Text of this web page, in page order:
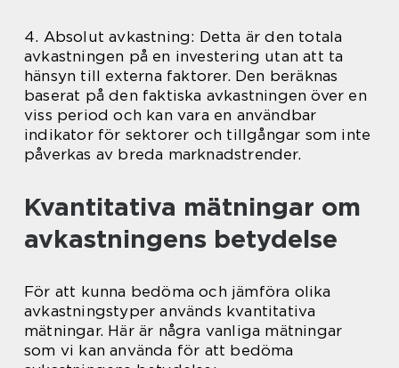
4. Absolut avkastning: Detta är den totala
avkastningen på en investering utan att ta
hänsyn till externa faktorer. Den beräknas
baserat på den faktiska avkastningen över en
viss period och kan vara en användbar
indikator för sektorer och tillgångar som inte
påverkas av breda marknadstrender.
Kvantitativa mätningar om
avkastningens betydelse
För att kunna bedöma och jämföra olika
avkastningstyper används kvantitativa
mätningar. Här är några vanliga mätningar
som vi kan använda för att bedöma